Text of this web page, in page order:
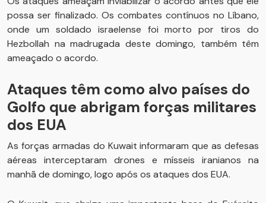
possa ser finalizado. Os combates contínuos no Líbano,
onde um soldado israelense foi morto por tiros do
Hezbollah na madrugada deste domingo, também têm
ameaçado o acordo.
Ataques têm como alvo países do
Golfo que abrigam forças militares
dos EUA
As forças armadas do Kuwait informaram que as defesas
aéreas interceptaram drones e mísseis iranianos na
manhã de domingo, logo após os ataques dos EUA.